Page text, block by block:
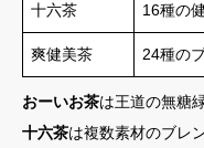
十六茶 16種の
爽健美茶 24種の
おーいお茶は王道の無糖
十六茶は複数素材のブレ